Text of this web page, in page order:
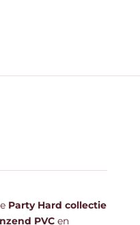
Party Hard collectie
PVCen